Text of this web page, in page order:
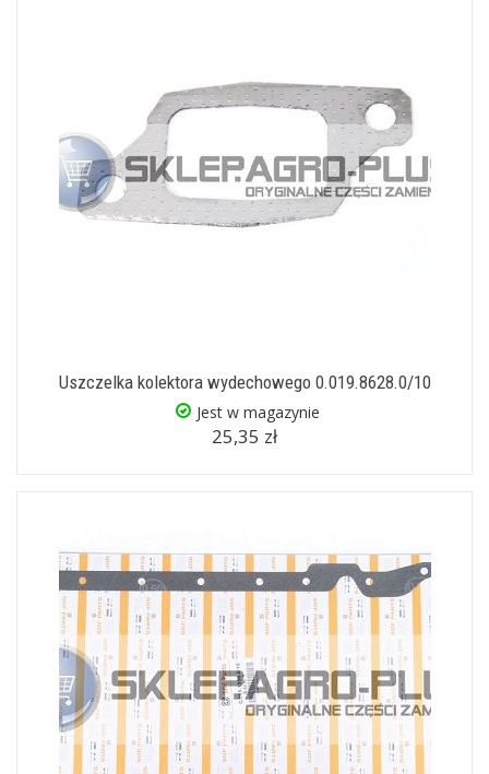
Uszczelka kolektora wydechowego 0.019.8628.0/10
Jest w magazynie
25,35 zł